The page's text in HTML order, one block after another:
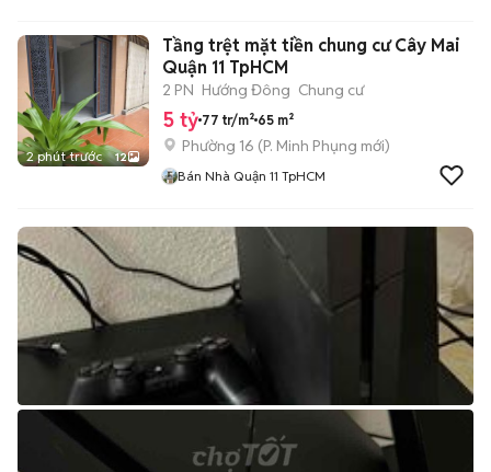
2 phút trước 12
Tầng trệt mặt tiền chung cư Cây Mai
Quận 11 TpHCM
2 PN Hướng Đông Chung cư
5 tỷ 77 tr/m² 65 m²
Phường 16 (P. Minh Phụng mới)
Bán Nhà Quận 11 TpHCM